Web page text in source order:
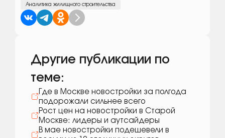
Аналитика жилищного строительства
Другие публикации по
теме:
Где в Москве новостройки за полгода
подорожали сильнее всего
Рост цен на новостройки в Старой
Москве: лидеры и аутсайдеры
В мае новостройки подешевели в